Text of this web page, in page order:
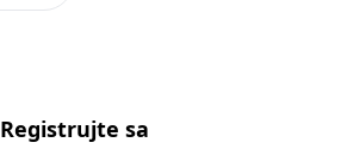
Registrujte sa